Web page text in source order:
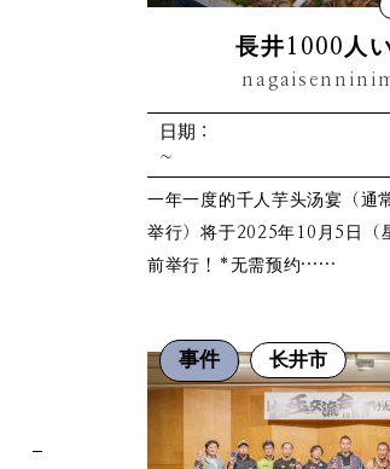
長井1000人
日期：
~
一年一度的千人芋头汤宴（通
举行）将于2025年10月5日（
前举行！*无需预约……
事件 长井市